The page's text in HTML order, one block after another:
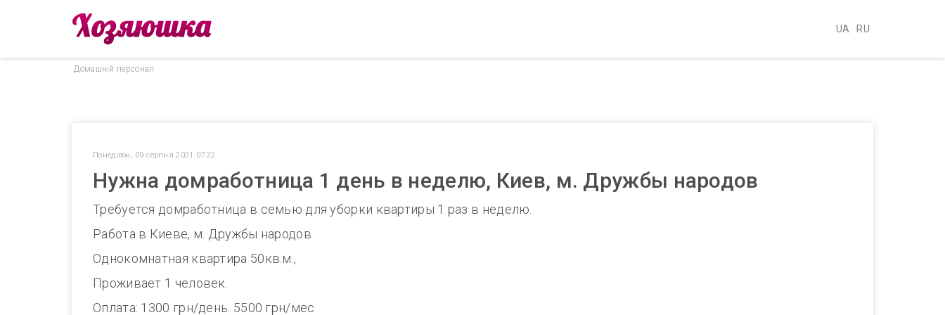
UA RU
Домашнiй персонал
Понеділок, 09 серпня 2021 07:22
Нужна домработница 1 день в неделю, Киев, м. Дружбы народов
Требуется домработница в семью для уборки квартиры 1 раз в неделю.
Работа в Киеве, м. Дружбы народов
Однокомнатная квартира 50кв.м.,
Проживает 1 человек.
Оплата: 1300 грн/день. 5500 грн/мес